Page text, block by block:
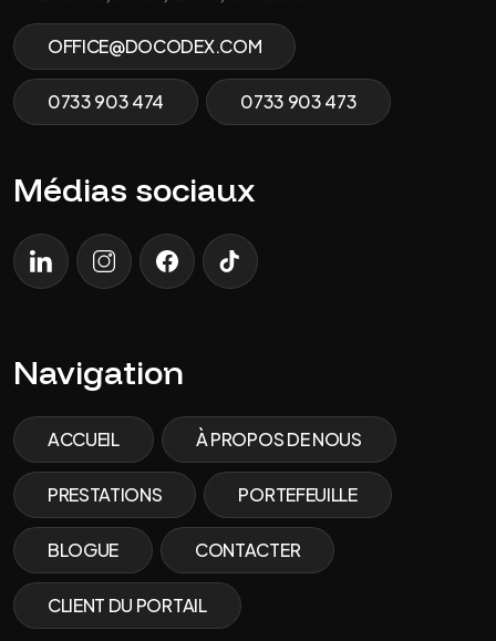
OFFICE@DOCODEX.COM
0733 903 474 0733 903 473
Médias sociaux
LinkedInInstagramFacebookTik Tok
Navigation
ACCUEIL À PROPOS DE NOUS
PRESTATIONS PORTEFEUILLE
BLOGUE CONTACTER
CLIENT DU PORTAIL